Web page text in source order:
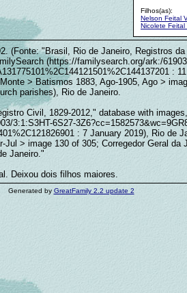
Filhos(as):
Nelson Feital
Nicolete Feital
(Fonte: "Brasil, Rio de Janeiro, Registros
(https://familysearch.org/ark:/
:
> Batismos 1883, Ago-1905, Ago >
parishes), Rio de Janeiro.
Civil, 1829-2012," database with
3:1:S3HT-6S27-
: 7 January 2019), Rio de
Jul > image 130 of 305; Corregedor Geral da
Janeiro."
Deixou dois filhos maiores.
Generated by GreatFamily 2.2 update 2